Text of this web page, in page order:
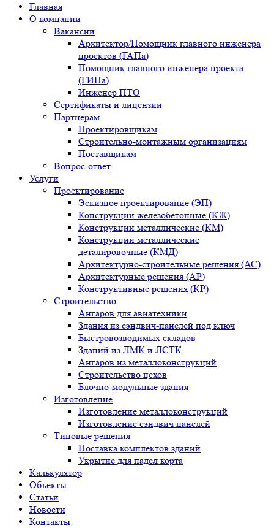
Главная
О компании
Вакансии
Архитектор/Помощник главного инженера
проектов (ГАПа)
Помощник главного инженера проекта
(ГИПа)
Инженер ПТО
Сертификаты и лицензии
Партнерам
Проектировщикам
Строительно-монтажным организациям
Поставщикам
Вопрос-ответ
Услуги
Проектирование
Эскизное проектирование (ЭП)
Конструкции железобетонные (КЖ)
Конструкции металлические (КМ)
Конструкции металлические
деталировочные (КМД)
Архитектурно-строительные решения (АС)
Архитектурные решения (АР)
Конструктивные решения (КР)
Строительство
Ангаров для авиатехники
Здания из сэндвич-панелей под ключ
Быстровозводимых складов
Зданий из ЛМК и ЛСТК
Ангаров из металлоконструкций
Строительство цехов
Блочно-модульные здания
Изготовление
Изготовление металлоконструкций
Изготовление сэндвич панелей
Типовые решения
Поставка комплектов зданий
Укрытие для падел корта
Калькулятор
Объекты
Статьи
Новости
Контакты